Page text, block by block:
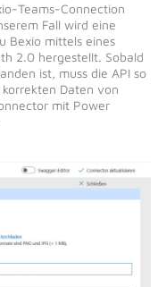
Teams-Connection
Fall wird eine
Bexio mittels eines
2.0 hergestellt. Sobald
ist, muss die API so
Daten von
mit Power